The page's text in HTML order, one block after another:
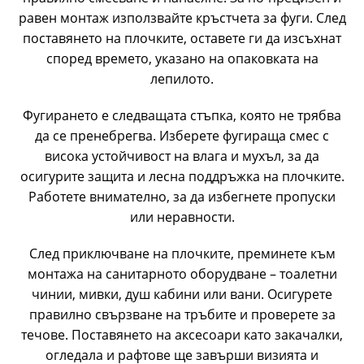
равен монтаж използвайте кръстчета за фуги. След
поставянето на плочките, оставете ги да изсъхнат
според времето, указано на опаковката на
лепилото.
Фугирането е следващата стъпка, която не трябва
да се пренебрегва. Изберете фугираща смес с
висока устойчивост на влага и мухъл, за да
осигурите защита и лесна поддръжка на плочките.
Работете внимателно, за да избегнете пропуски
или неравности.
След приключване на плочките, преминете към
монтажа на санитарното оборудване – тоалетни
чинии, мивки, душ кабини или вани. Осигурете
правилно свързване на тръбите и проверете за
течове. Поставянето на аксесоари като закачалки,
огледала и рафтове ще завърши визията и